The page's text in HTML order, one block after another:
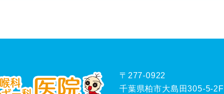
〒277-0922
千葉県柏市大島田305-5-2F